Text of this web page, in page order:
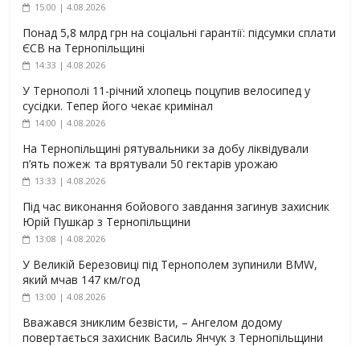
15:00 | 4.08.2026
Понад 5,8 млрд грн на соціальні гарантії: підсумки сплати
ЄСВ на Тернопільщині
14:33 | 4.08.2026
У Тернополі 11-річний хлопець поцупив велосипед у
сусідки. Тепер його чекає кримінал
14:00 | 4.08.2026
На Тернопільщині рятувальники за добу ліквідували
п’ять пожеж та врятували 50 гектарів урожаю
13:33 | 4.08.2026
Під час виконання бойового завдання загинув захисник
Юрій Пушкар з Тернопільщини
13:08 | 4.08.2026
У Великій Березовиці під Тернополем зупинили BMW,
який мчав 147 км/год
13:00 | 4.08.2026
Вважався зниклим безвісти, – Ангелом додому
повертається захисник Василь Янчук з Тернопільщини